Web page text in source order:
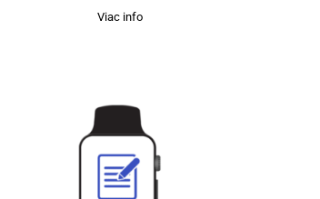
Viac info